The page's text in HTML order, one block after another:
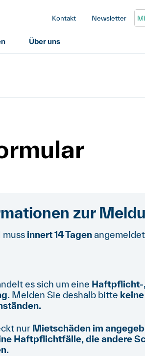
Kontakt Newsletter
Über uns
zur
muss innert 14 Tagen
es sich um eine Haftpflicht-
Melden Sie deshalb bitte
nur Mietschäden im
Haftpflichtfälle, die andere